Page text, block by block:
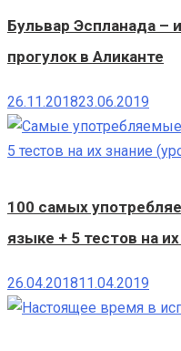
Бульвар Эспланада –
прогулок в Аликанте
26.11.201823.06.2019
100 самых
языке + 5 тестов на
26.04.201811.04.2019